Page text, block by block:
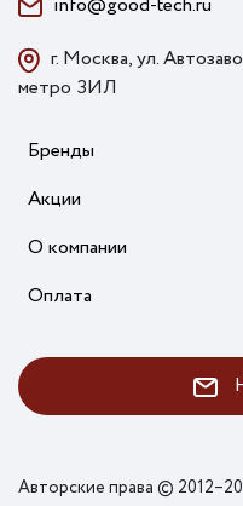
info@good-tech.ru
г. Москва, ул.
метро ЗИЛ
Бренды
Акции
О компании
Оплата
Авторские права ©